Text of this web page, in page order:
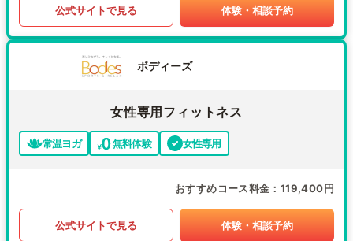
公式サイトで見る 体験・相談予約
ボディーズ
女性専用フィットネス
常温ヨガ 無料体験 女性専用
おすすめコース料金 119,400円
公式サイトで見る 体験・相談予約